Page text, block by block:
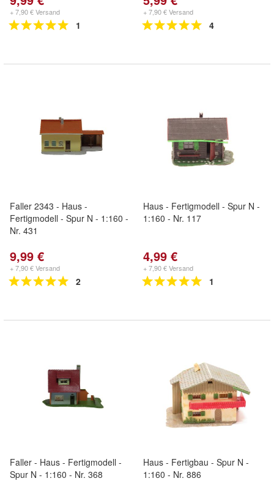
+ 7,90 € Versand
1
+ 7,90 € Versand
4
Faller 2343 - Haus -
Fertigmodell - Spur N - 1:160 -
Nr. 431
9,99 €
+ 7,90 € Versand
2
Haus - Fertigmodell - Spur N -
1:160 - Nr. 117
4,99 €
+ 7,90 € Versand
1
Faller - Haus - Fertigmodell -
Spur N - 1:160 - Nr. 368
Haus - Fertigbau - Spur N -
1:160 - Nr. 886